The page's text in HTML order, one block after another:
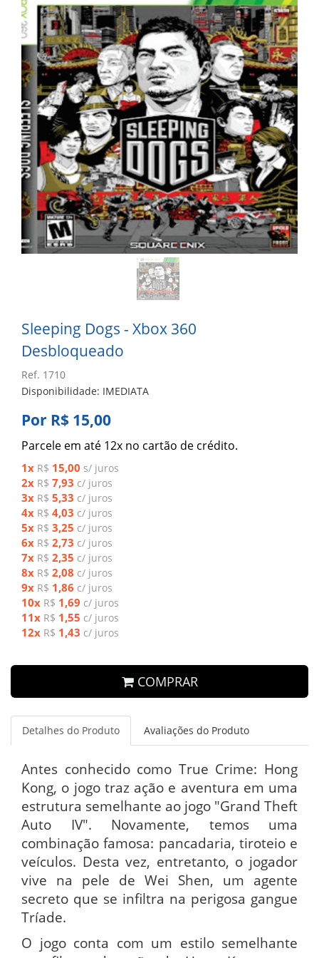
Sleeping Dogs - Xbox 360
Desbloqueado
Ref. 1710
Disponibilidade: IMEDIATA
Por R$ 15,00
Parcele em até 12x no cartão de crédito.
1x R$ 15,00 s/ juros
2x R$ 7,93 c/ juros
3x R$ 5,33 c/ juros
4x R$ 4,03 c/ juros
5x R$ 3,25 c/ juros
6x R$ 2,73 c/ juros
7x R$ 2,35 c/ juros
8x R$ 2,08 c/ juros
9x R$ 1,86 c/ juros
10x R$ 1,69 c/ juros
11x R$ 1,55 c/ juros
12x R$ 1,43 c/ juros
COMPRAR
Detalhes do Produto Avaliações do Produto
Antes conhecido como True Crime: Hong
Kong, o jogo traz ação e aventura em uma
estrutura semelhante ao jogo "Grand Theft
Auto IV". Novamente, temos uma
combinação famosa: pancadaria, tiroteio e
veículos. Desta vez, entretanto, o jogador
vive na pele de Wei Shen, um agente
secreto que se infiltra na perigosa gangue
Tríade.
O jogo conta com um estilo semelhante